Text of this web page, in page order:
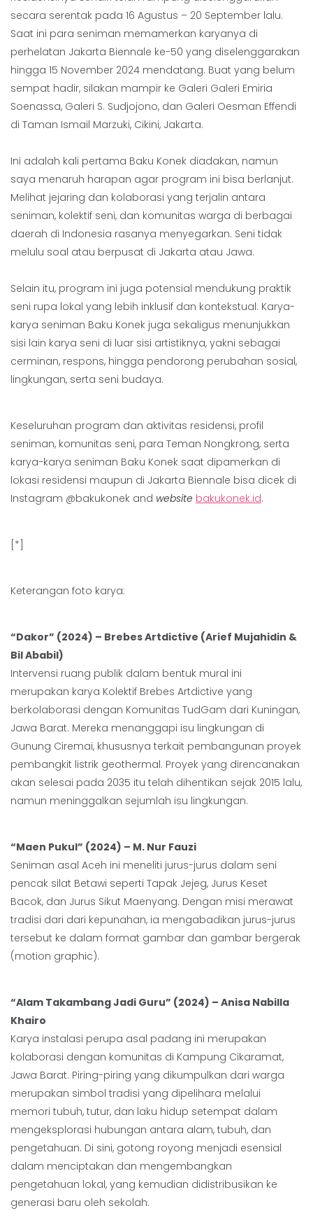
secara serentak pada 16 Agustus – 20 September lalu.
Saat ini para seniman memamerkan karyanya di
perhelatan Jakarta Biennale ke-50 yang diselenggarakan
hingga 15 November 2024 mendatang. Buat yang belum
sempat hadir, silakan mampir ke Galeri Galeri Emiria
Soenassa, Galeri S. Sudjojono, dan Galeri Oesman Effendi
di Taman Ismail Marzuki, Cikini, Jakarta.
Ini adalah kali pertama Baku Konek diadakan, namun
saya menaruh harapan agar program ini bisa berlanjut.
Melihat jejaring dan kolaborasi yang terjalin antara
seniman, kolektif seni, dan komunitas warga di berbagai
daerah di Indonesia rasanya menyegarkan. Seni tidak
melulu soal atau berpusat di Jakarta atau Jawa.
Selain itu, program ini juga potensial mendukung praktik
seni rupa lokal yang lebih inklusif dan kontekstual. Karya-
karya seniman Baku Konek juga sekaligus menunjukkan
sisi lain karya seni di luar sisi artistiknya, yakni sebagai
cerminan, respons, hingga pendorong perubahan sosial,
lingkungan, serta seni budaya.
Keseluruhan program dan aktivitas residensi, profil
seniman, komunitas seni, para Teman Nongkrong, serta
karya-karya seniman Baku Konek saat dipamerkan di
lokasi residensi maupun di Jakarta Biennale bisa dicek di
Instagram @bakukonek and website bakukonek.id.
[*]
Keterangan foto karya:
“Dakor” (2024) – Brebes Artdictive (Arief Mujahidin &
Bil Ababil)
Intervensi ruang publik dalam bentuk mural ini
merupakan karya Kolektif Brebes Artdictive yang
berkolaborasi dengan Komunitas TudGam dari Kuningan,
Jawa Barat. Mereka menanggapi isu lingkungan di
Gunung Ciremai, khususnya terkait pembangunan proyek
pembangkit listrik geothermal. Proyek yang direncanakan
akan selesai pada 2035 itu telah dihentikan sejak 2015 lalu,
namun meninggalkan sejumlah isu lingkungan.
“Maen Pukul” (2024) – M. Nur Fauzi
Seniman asal Aceh ini meneliti jurus-jurus dalam seni
pencak silat Betawi seperti Tapak Jejeg, Jurus Keset
Bacok, dan Jurus Sikut Maenyang. Dengan misi merawat
tradisi dari dari kepunahan, ia mengabadikan jurus-jurus
tersebut ke dalam format gambar dan gambar bergerak
(motion graphic).
“Alam Takambang Jadi Guru” (2024) – Anisa Nabilla
Khairo
Karya instalasi perupa asal padang ini merupakan
kolaborasi dengan komunitas di Kampung Cikaramat,
Jawa Barat. Piring-piring yang dikumpulkan dari warga
merupakan simbol tradisi yang dipelihara melalui
memori tubuh, tutur, dan laku hidup setempat dalam
mengeksplorasi hubungan antara alam, tubuh, dan
pengetahuan. Di sini, gotong royong menjadi esensial
dalam menciptakan dan mengembangkan
pengetahuan lokal, yang kemudian didistribusikan ke
generasi baru oleh sekolah.